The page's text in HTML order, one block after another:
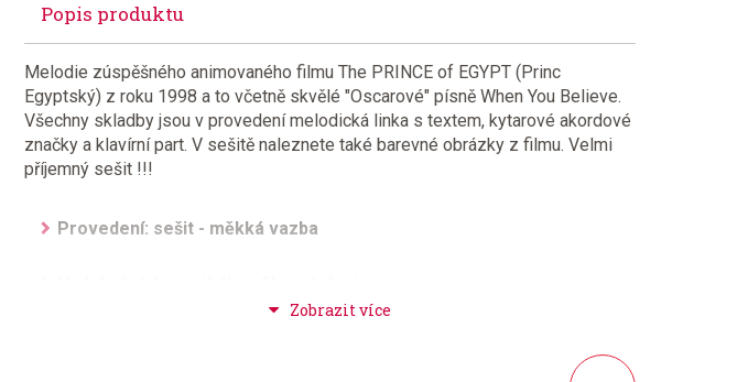
Popis produktu
Melodie zúspěšného animovaného filmu The PRINCE of EGYPT (Princ
Egyptský) z roku 1998 a to včetně skvělé "Oscarové" písně When You Believe.
Všechny skladby jsou v provedení melodická linka s textem, kytarové akordové
značky a klavírní part. V sešitě naleznete také barevné obrázky z filmu. Velmi
příjemný sešit !!!
Provedení: sešit - měkká vazba